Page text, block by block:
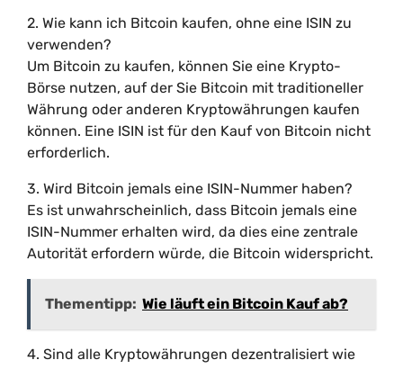
2. Wie kann ich Bitcoin kaufen, ohne eine ISIN zu
verwenden?
Um Bitcoin zu kaufen, können Sie eine Krypto-
Börse nutzen, auf der Sie Bitcoin mit traditioneller
Währung oder anderen Kryptowährungen kaufen
können. Eine ISIN ist für den Kauf von Bitcoin nicht
erforderlich.
3. Wird Bitcoin jemals eine ISIN-Nummer haben?
Es ist unwahrscheinlich, dass Bitcoin jemals eine
ISIN-Nummer erhalten wird, da dies eine zentrale
Autorität erfordern würde, die Bitcoin widerspricht.
Thementipp: Wie läuft ein Bitcoin Kauf ab?
4. Sind alle Kryptowährungen dezentralisiert wie